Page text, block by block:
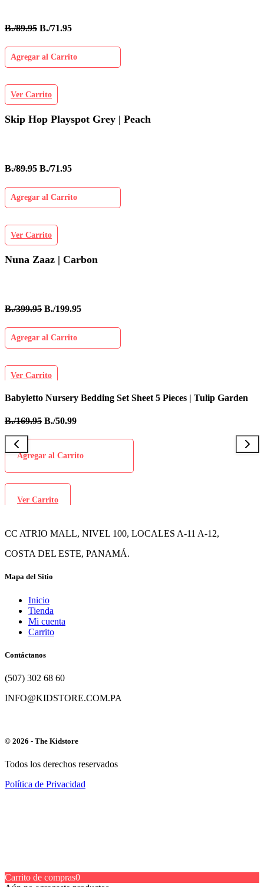
B./89.95 B./71.95
Agregar al Carrito
Ver Carrito
Skip Hop Playspot Grey | Peach
B./89.95 B./71.95
Agregar al Carrito
Ver Carrito
Nuna Zaaz | Carbon
B./399.95 B./199.95
Agregar al Carrito
Ver Carrito
Babyletto Nursery Bedding Set Sheet 5 Pieces | Tulip Garden
B./169.95 B./50.99
Agregar al Carrito
Ver Carrito
CC ATRIO MALL, NIVEL 100, LOCALES A-11 A-12,
COSTA DEL ESTE, PANAMÁ.
Mapa del Sitio
Inicio
Tienda
Mi cuenta
Carrito
Contáctanos
(507) 302 68 60
INFO@KIDSTORE.COM.PA
© 2026 - The Kidstore
Todos los derechos reservados
Política de Privacidad
Carrito de compras0